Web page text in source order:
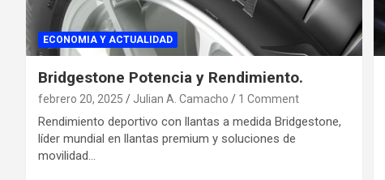
ECONOMIA Y ACTUALIDAD
Bridgestone Potencia y Rendimiento.
febrero 20, 2025 Julian A. Camacho 1 Comment
Rendimiento deportivo con llantas a medida Bridgestone,
líder mundial en llantas premium y soluciones de
movilidad…